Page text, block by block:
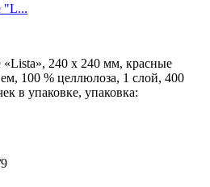
"L...
240 х 240 мм, красные
100 % целлюлоза, 1 слой, 400
в упаковке, упаковка: